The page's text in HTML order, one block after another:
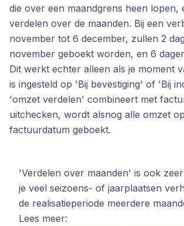
die over een maandgrens heen lopen,
verdelen over de maanden. Bij een
november tot 6 december, zullen 2
november geboekt worden, en 6
Dit werkt echter alleen als je moment
is ingesteld op 'Bij bevestiging' of 'Bij
'omzet verdelen' combineert met
uitchecken, wordt alsnog alle omzet
factuurdatum geboekt.
'Verdelen over maanden' is ook
je veel seizoens- of jaarplaatsen
de realisatieperiode meerdere
Lees meer: